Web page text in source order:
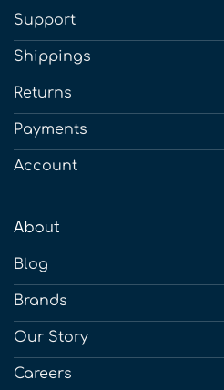
Support
Shippings
Returns
Payments
Account
About
Blog
Brands
Our Story
Careers